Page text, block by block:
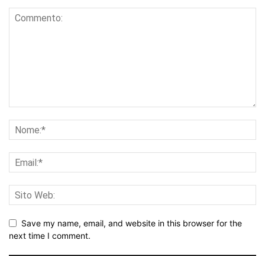
Save my name, email, and website in this browser for the
next time I comment.